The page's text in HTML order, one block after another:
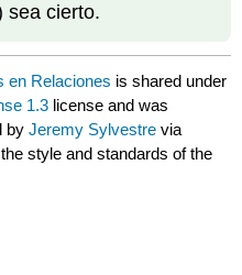
sea cierto.
en Relaciones is shared under
1.3 license and was
byJeremy Sylvestre via
style and standards of the